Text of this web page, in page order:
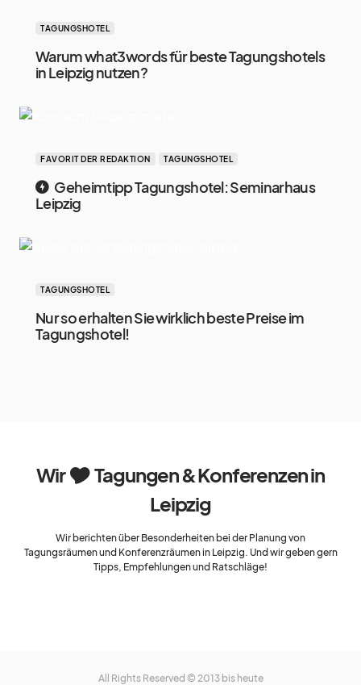
TAGUNGSHOTEL
Warum what3words für beste Tagungshotels
in Leipzig nutzen?
FAVORIT DER REDAKTION TAGUNGSHOTEL
Geheimtipp Tagungshotel: Seminarhaus
Leipzig
TAGUNGSHOTEL
Nur so erhalten Sie wirklich beste Preise im
Tagungshotel!
Wir 🎔 Tagungen & Konferenzen in
Leipzig
Wir berichten über Besonderheiten bei der Planung von
Tagungsräumen und Konferenzräumen in Leipzig. Und wir geben gern
Tipps, Empfehlungen und Ratschläge!
All Rights Reserved © 2013 bis heute